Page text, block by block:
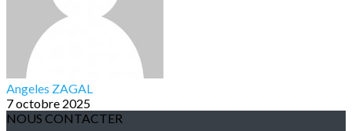
Angeles ZAGAL
7 octobre 2025
NOUS CONTACTER